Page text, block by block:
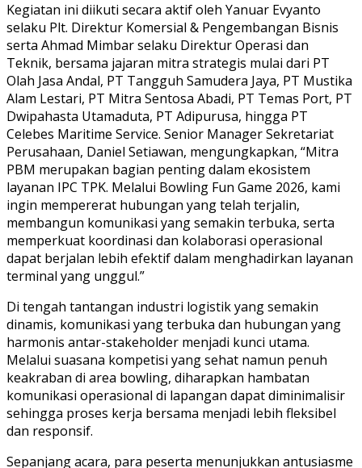
Kegiatan ini diikuti secara aktif oleh Yanuar Evyanto
selaku Plt. Direktur Komersial & Pengembangan Bisnis
serta Ahmad Mimbar selaku Direktur Operasi dan
Teknik, bersama jajaran mitra strategis mulai dari PT
Olah Jasa Andal, PT Tangguh Samudera Jaya, PT Mustika
Alam Lestari, PT Mitra Sentosa Abadi, PT Temas Port, PT
Dwipahasta Utamaduta, PT Adipurusa, hingga PT
Celebes Maritime Service. Senior Manager Sekretariat
Perusahaan, Daniel Setiawan, mengungkapkan, “Mitra
PBM merupakan bagian penting dalam ekosistem
layanan IPC TPK. Melalui Bowling Fun Game 2026, kami
ingin mempererat hubungan yang telah terjalin,
membangun komunikasi yang semakin terbuka, serta
memperkuat koordinasi dan kolaborasi operasional
dapat berjalan lebih efektif dalam menghadirkan layanan
terminal yang unggul.”
Di tengah tantangan industri logistik yang semakin
dinamis, komunikasi yang terbuka dan hubungan yang
harmonis antar-stakeholder menjadi kunci utama.
Melalui suasana kompetisi yang sehat namun penuh
keakraban di area bowling, diharapkan hambatan
komunikasi operasional di lapangan dapat diminimalisir
sehingga proses kerja bersama menjadi lebih fleksibel
dan responsif.
Sepanjang acara, para peserta menunjukkan antusiasme